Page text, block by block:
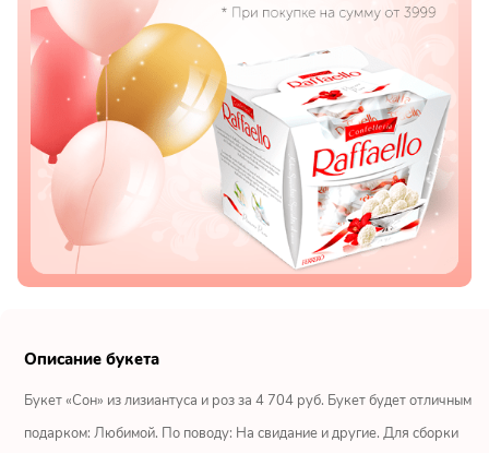
Подсолнухи
Лизиантусы
Хризантемы
Лилии
Орхидеи
Ромашки
Описание букета
Букет «Сон» из лизиантуса и роз за 4 704 руб. Букет будет отличным
подарком: Любимой. По поводу: На свидание и другие. Для сборки